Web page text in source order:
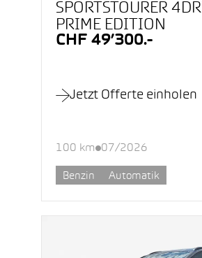
SPORTSTOURER
PRIME EDITION
CHF 49’300.-
Jetzt Offerte einholen
100 km 07/2026
Benzin Automatik